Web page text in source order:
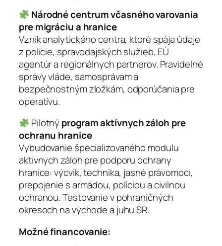
Národné centrum včasného varovania
pre migráciu a hranice
Vznik analytického centra, ktoré spája údaje
z polície, spravodajských služieb, EÚ
agentúr a regionálnych partnerov. Pravidelné
správy vláde, samosprávam a
bezpečnostným zložkám, odporúčania pre
operatívu.
Pilotný program aktívnych záloh pre
ochranu hranice
Vybudovanie špecializovaného modulu
aktívnych záloh pre podporu ochrany
hranice: výcvik, technika, jasné právomoci,
prepojenie s armádou, políciou a civilnou
ochranou. Testovanie v pohraničných
okresoch na východe a juhu SR.
Možné financovanie: